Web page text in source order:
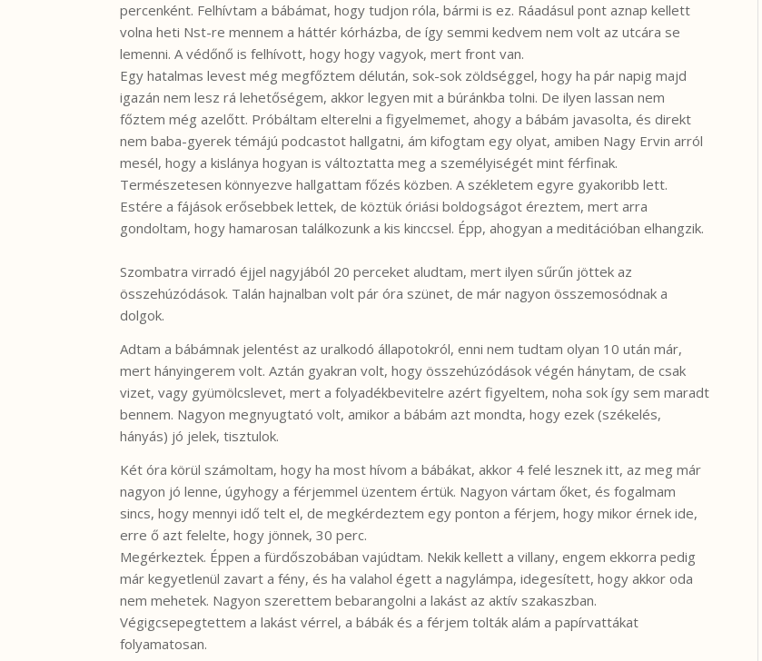
percenként. Felhívtam a bábámat, hogy tudjon róla, bármi is ez. Ráadásul pont aznap kellett
volna heti Nst-re mennem a háttér kórházba, de így semmi kedvem nem volt az utcára se
lemenni. A védőnő is felhívott, hogy hogy vagyok, mert front van.
Egy hatalmas levest még megfőztem délután, sok-sok zöldséggel, hogy ha pár napig majd
igazán nem lesz rá lehetőségem, akkor legyen mit a búránkba tolni. De ilyen lassan nem
főztem még azelőtt. Próbáltam elterelni a figyelmemet, ahogy a bábám javasolta, és direkt
nem baba-gyerek témájú podcastot hallgatni, ám kifogtam egy olyat, amiben Nagy Ervin arról
mesél, hogy a kislánya hogyan is változtatta meg a személyiségét mint férfinak.
Természetesen könnyezve hallgattam főzés közben. A székletem egyre gyakoribb lett.
Estére a fájások erősebbek lettek, de köztük óriási boldogságot éreztem, mert arra
gondoltam, hogy hamarosan találkozunk a kis kinccsel. Épp, ahogyan a meditációban elhangzik.
Szombatra virradó éjjel nagyjából 20 perceket aludtam, mert ilyen sűrűn jöttek az
összehúzódások. Talán hajnalban volt pár óra szünet, de már nagyon összemosódnak a
dolgok.
Adtam a bábámnak jelentést az uralkodó állapotokról, enni nem tudtam olyan 10 után már,
mert hányingerem volt. Aztán gyakran volt, hogy összehúzódások végén hánytam, de csak
vizet, vagy gyümölcslevet, mert a folyadékbevitelre azért figyeltem, noha sok így sem maradt
bennem. Nagyon megnyugtató volt, amikor a bábám azt mondta, hogy ezek (székelés,
hányás) jó jelek, tisztulok.
Két óra körül számoltam, hogy ha most hívom a bábákat, akkor 4 felé lesznek itt, az meg már
nagyon jó lenne, úgyhogy a férjemmel üzentem értük. Nagyon vártam őket, és fogalmam
sincs, hogy mennyi idő telt el, de megkérdeztem egy ponton a férjem, hogy mikor érnek ide,
erre ő azt felelte, hogy jönnek, 30 perc.
Megérkeztek. Éppen a fürdőszobában vajúdtam. Nekik kellett a villany, engem ekkorra pedig
már kegyetlenül zavart a fény, és ha valahol égett a nagylámpa, idegesített, hogy akkor oda
nem mehetek. Nagyon szerettem bebarangolni a lakást az aktív szakaszban.
Végigcsepegtettem a lakást vérrel, a bábák és a férjem tolták alám a papírvattákat
folyamatosan.